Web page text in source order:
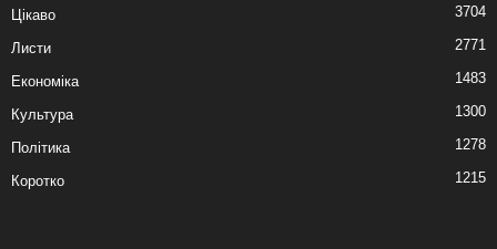
Цікаво 3704
Листи 2771
Економіка 1483
Культура 1300
Політика 1278
Коротко 1215